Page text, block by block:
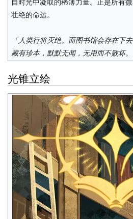
自时光中凝取的稀薄力量。正是所有
壮绝的命运。
「人类行将灭绝。而图书馆会存在下
藏有珍本，默默无闻，无用而不败坏。
光锥立绘